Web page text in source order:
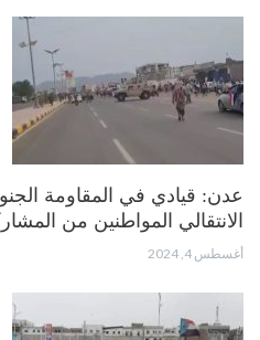
عدن: قيادي في المقاومة
الانتقالي المواطنين من
أغسطس 4, 2024